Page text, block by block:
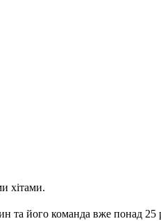
хітами.
та його команда вже понад